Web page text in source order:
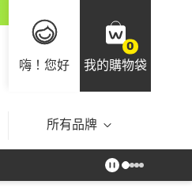
嗨！您好
0
我的購物袋
所有品牌